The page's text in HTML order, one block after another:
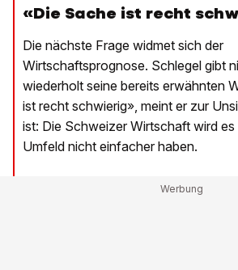
«Die Sache ist recht
Die nächste Frage widmet sich der
Wirtschaftsprognose. Schlegel gibt
wiederholt seine bereits erwähnten
ist recht schwierig», meint er zur
ist: Die Schweizer Wirtschaft wird es
Umfeld nicht einfacher haben.